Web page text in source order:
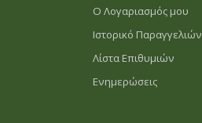
Ο Λογαριασμός μου
Ιστορικό Παραγγελιών
Λίστα Επιθυμιών
Ενημερώσεις